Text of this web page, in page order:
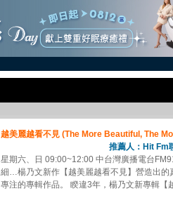
越美麗越看不見 (The More Beautiful, The
推薦人：Hit Fm
星期六、日 09:00~12:00 中台灣廣播電台
細…楊乃文新作【越美麗越看不見】營造出的
專注的專輯作品。 睽違3年，楊乃文新專輯【